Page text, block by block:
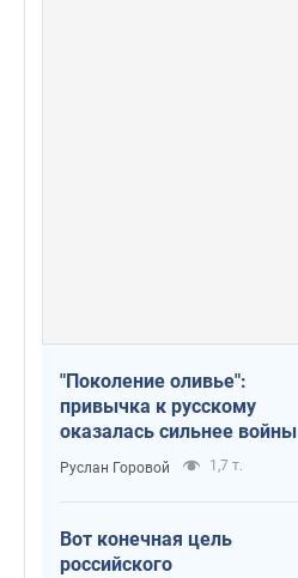
"Поколение оливье":
привычка к русскому
оказалась сильнее войны
Руслан Горовой 1,7 т.
Вот конечная цель
российского